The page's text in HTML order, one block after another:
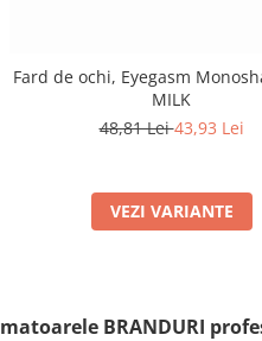
Fard de ochi, Eyegasm
MILK
48,81 Lei43,93 Lei
VEZI VARIANTE
BRANDURI